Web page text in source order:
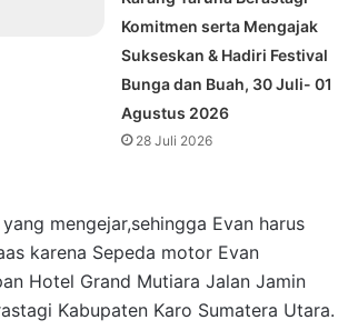
Komitmen serta Mengajak
Sukseskan & Hadiri Festival
Bunga dan Buah, 30 Juli- 01
Agustus 2026
28 Juli 2026
mengejar,sehingga Evan harus
karena Sepeda motor Evan
Hotel Grand Mutiara Jalan Jamin
Kabupaten Karo Sumatera Utara.